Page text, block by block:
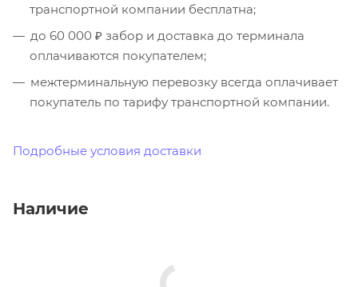
транспортной компании бесплатна;
до 60 000 ₽ забор и доставка до терминала
оплачиваются покупателем;
межтерминальную перевозку всегда оплачивает
покупатель по тарифу транспортной компании.
Подробные условия доставки
Наличие